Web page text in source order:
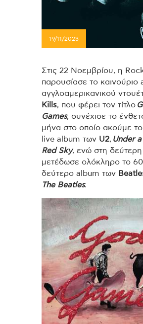
19/11/2023
Στις 22 Νοεμβρίου, η
παρουσίασε το καινούριο
αγγλοαμερικανικού
Kills, που φέρει τον τίτλο
Games, συνέχισε το
μήνα στο οποίο ακούμε
live album των U2, Under
Red Sky, ενώ στη
μετέδωσε ολόκληρο το
δεύτερο album των
The Beatles.